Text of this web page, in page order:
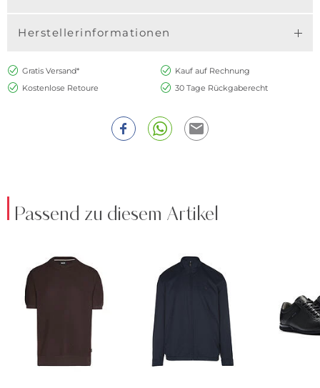
Herstellerinformationen
Gratis Versand*
Kauf auf Rechnung
Kostenlose Retoure
30 Tage Rückgaberecht
Passend zu diesem Artikel